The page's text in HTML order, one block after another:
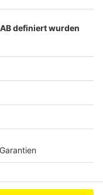
auch in
verhelfen.